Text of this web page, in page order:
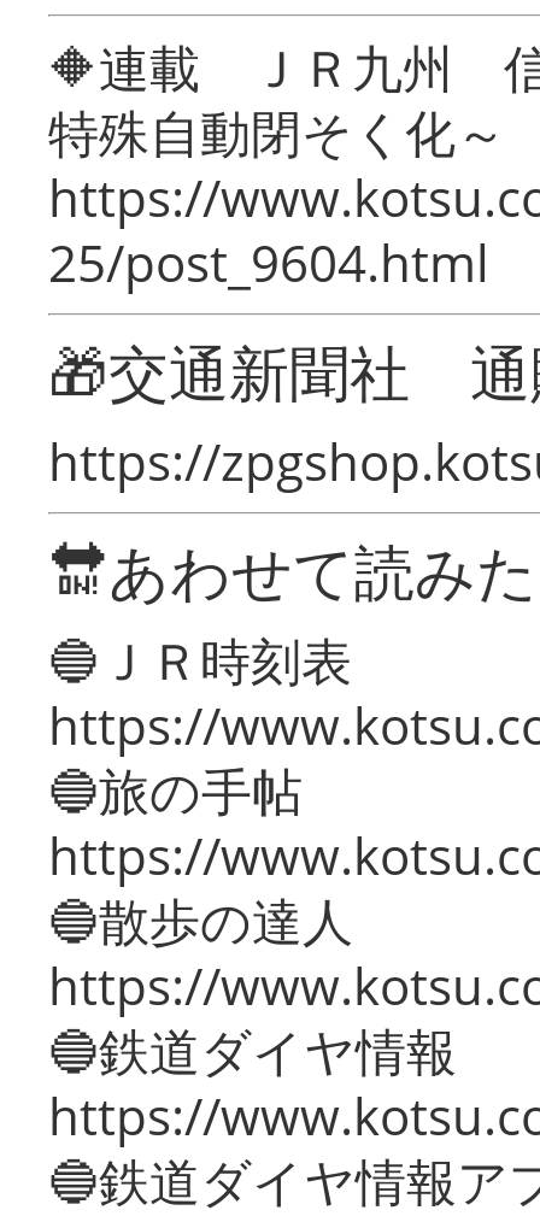
🔶連載 ＪＲ九州 信
特殊自動閉そく化～
https://
25/post_9604.html
🎁交通新聞社
https://
🔛あわせて読み
🔵ＪＲ時刻表
https://
🔵旅の手帖
https://
🔵散歩の達人
https://
🔵鉄道ダイヤ情報
https://
🔵鉄道ダイヤ情報ア